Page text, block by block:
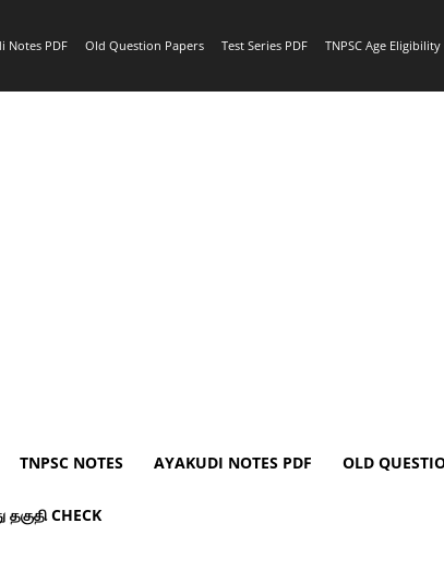
Notes PDF Old Question Papers Test Series PDF TNPSC Age
TNPSC NOTES AYAKUDI NOTES PDF OLD
CHECK